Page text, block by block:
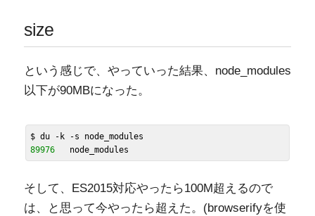
size
という感じで、やっていった結果、node_modules
以下が90MBになった。
$ du -k -s
89976
そして、ES2015対応やったら100M超えるので
は、と思って今やったら超えた。(browserifyを使